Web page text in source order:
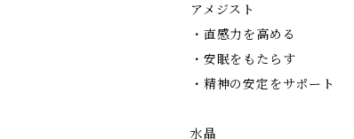
アメジスト
・直感力を高める
・安眠をもたらす
・精神の安定をサポート
水晶